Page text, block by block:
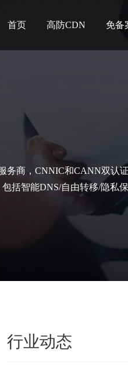
首页 高防CDN 免备
务商，CNNIC和CANN双认
括智能DNS/自由转移/隐私
行业动态